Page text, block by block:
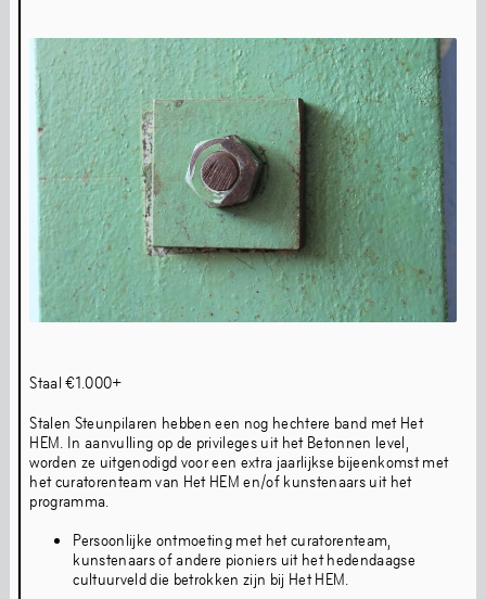
De Zevende Date - Ko van ’t Hek
,21 jun,2024
We invite you to: Open Studio Expo #4
ma,17 jun,2024
Het HEM is closing its doors on the
Hembrugterrein in Zaandam
ma,27 mei ,2024
Amulet & Photon: Join us for the
screening and performance event
do,15feb,2024
do,25jan,2024
Join us this Summer for Dekmantel
festival
wo,19jul,2023
Het HEM, huis voor eigentijdse cultuur,
verwelkomt je op The Couch, een
redactioneel en artistiek digitaal
Staal €1.000+
Stalen Steunpilaren hebben een nog hechtere band met Het
HEM. In aanvulling op de privileges uit het Betonnen level,
worden ze uitgenodigd voor een extra jaarlijkse bijeenkomst met
het curatorenteam van Het HEM en/of kunstenaars uit het
programma.
Persoonlijke ontmoeting met het curatorenteam,
kunstenaars of andere pioniers uit het hedendaagse
cultuurveld die betrokken zijn bij Het HEM.